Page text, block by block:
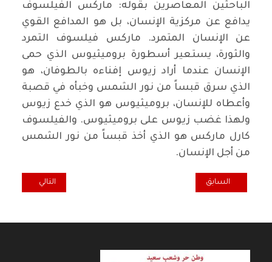
الباحثين المعاصرين بقوله: ماركس الفيلسوف
يدافع عن مركزية الإنسان، بل هو المدافع القوي
عن الإنسان المتمرد. ماركس فيلسوف التمرد
والثورة، يستعير أسطورة بروميثيوس الذي حمى
الإنسان عندما أراد زيوس إفناءه بالطوفان، هو
الذي سرق قبساً من نور الشمس وخبأه في قصبة
وأعطاه للإنسان، بروميثيوس هو الذي خدع زيوس
ولهذا غضب زيوس على بروميثيوس. والفيلسوف
كارل ماركس هو الذي أخذ قبساً من نور الشمس
من أجل الإنسان.
المقال السابق: نريد الوطن
السابق المقال التالي:
التالي